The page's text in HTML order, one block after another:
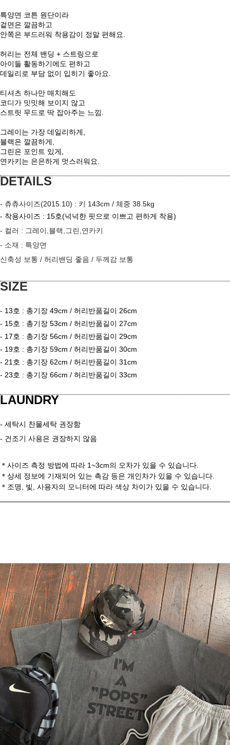
이코 라이프 하
특양면 코튼 원단이라
겉면은 깔끔하고
안쪽은 부드러워 착용감이 정말 편해요.
허리는 전체 밴딩 + 스트링으로
아이들 활동하기에도 편하고
데일리로 부담 없이 입히기 좋아요.
티셔츠 하나만 매치해도
코디가 밋밋해 보이지 않고
스트릿 무드로 딱 잡아주는 느낌.
그레이는 가장 데일리하게,
블랙은 깔끔하게,
그린은 포인트 있게,
연카키는 은은하게 멋스러워요.
DETAILS
- 츄츄사이즈(2015.10) : 키 143cm / 체중 38.5kg
- 착용사이즈 : 15호(넉넉한 핏으로 이쁘고 편하게 착용)
- 컬러 : 그레이,블랙,그린,연카키
- 소재 : 특양면
신축성 보통 / 허리밴딩 좋음 / 두께감 보통
SIZE
- 13호 : 총기장 49cm / 허리반품길이 26cm
- 15호 : 총기장 53cm / 허리반품길이 27cm
- 17호 : 총기장 56cm / 허리반품길이 29cm
- 19호 : 총기장 59cm / 허리반품길이 30cm
- 21 호 : 총기장 62cm / 허리반품길이 31cm
- 23호 : 총기장 66cm / 허리반품길이 33cm
LAUNDRY
- 세탁시 찬물세탁 권장함
- 건조기 사용은 권장하지 않음
＊사이즈 측정 방법에 따라 1~3cm의 오차가 있을 수 있습니다.
＊ 상세 정보에 기재되어 있는 촉감 등은 개인차가 있을 수 있습니다.
＊ 조명, 빛, 사용자의 모니터에 따라 색상 차이가 있을 수 있습니다.